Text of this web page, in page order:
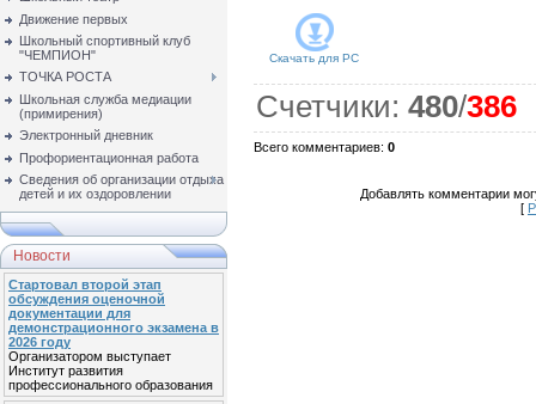
Движение первых
Школьный спортивный клуб
"ЧЕМПИОН"
ТОЧКА РОСТА
Школьная служба медиации
(примирения)
Электронный дневник
Профориентационная работа
Сведения об организации отдыха
детей и их оздоровлении
Новости
Стартовал второй этап
обсуждения оценочной
документации для
демонстрационного экзамена в
2026 году
Организатором выступает
Институт развития
профессионального образования
Скачать для PC
Счетчики: 480/386
Всего комментариев: 0
Добавлять комментарии
[